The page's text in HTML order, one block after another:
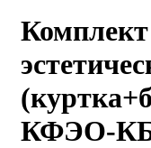
КФЭО-